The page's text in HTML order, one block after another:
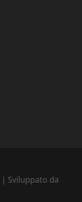
| Sviluppato da